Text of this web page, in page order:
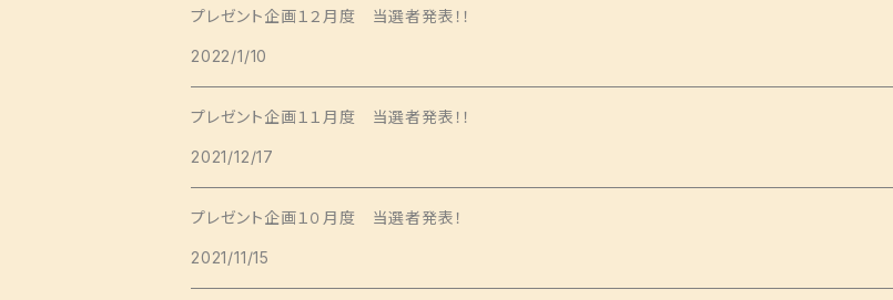
Aラインワンピース
その他ワンピース
ジャケット
コート
パンツ
日傘
Mサイズ
Lサイズ
ミドルサイズ
ロングサイズ
コースター
プレゼント企画１２月度 当選者発表！！
2022/1/10
プレゼント企画１１月度 当選者発表！！
2021/12/17
プレゼント企画１０月度 当選者発表！
2021/11/15